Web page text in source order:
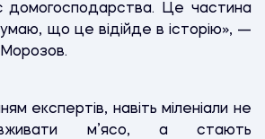
домогосподарства. Це частина
що це відійде в історію», —
експертів, навіть міленіали не
м’ясо, а стають